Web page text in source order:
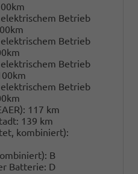
Betrieb
Betrieb
Betrieb
Betrieb
117 km
139 km
kombiniert):
B
Batterie: D